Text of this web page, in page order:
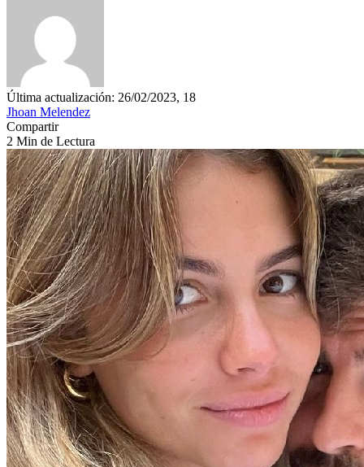
Última actualización: 26/02/2023, 18
Jhoan Melendez
Compartir
2 Min de Lectura